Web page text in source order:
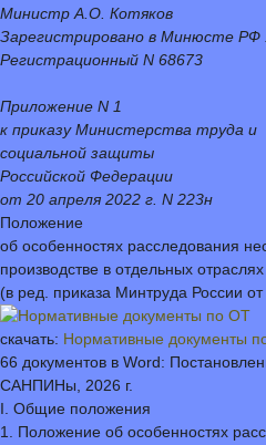
Министр А.О. Котяков
Зарегистрировано в Минюсте РФ
Регистрационный N 68673
Приложение N 1
к приказу Министерства труда и
социальной защиты
Российской Федерации
от 20 апреля 2022 г. N 223н
Положение
об особенностях расследования
производстве в отдельных
(в ред. приказа Минтруда России
скачать: Нормативные документы
66 документов в Word:
САНПИНы, 2026 г.
I. Общие положения
1. Положение об особенностях